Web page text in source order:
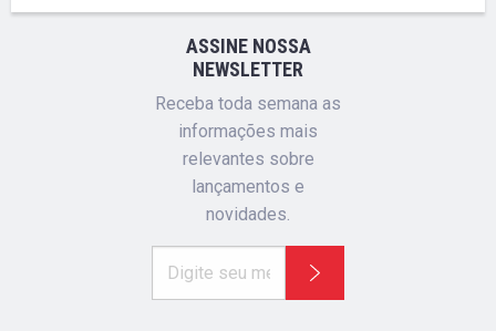
ASSINE NOSSA
NEWSLETTER
Receba toda semana as
informações mais
relevantes sobre
lançamentos e
novidades.